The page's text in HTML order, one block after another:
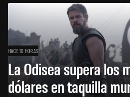
HACE 10 HORAS
La Odisea supera los
dólares en taquilla